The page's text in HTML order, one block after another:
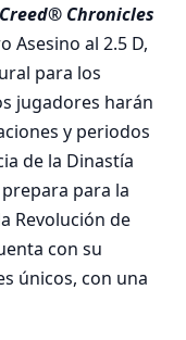
Chronicles
Asesino al 2.5 D,
para los
jugadores harán
y periodos
de la Dinastía
para la
Revolución de
con su
únicos, con una